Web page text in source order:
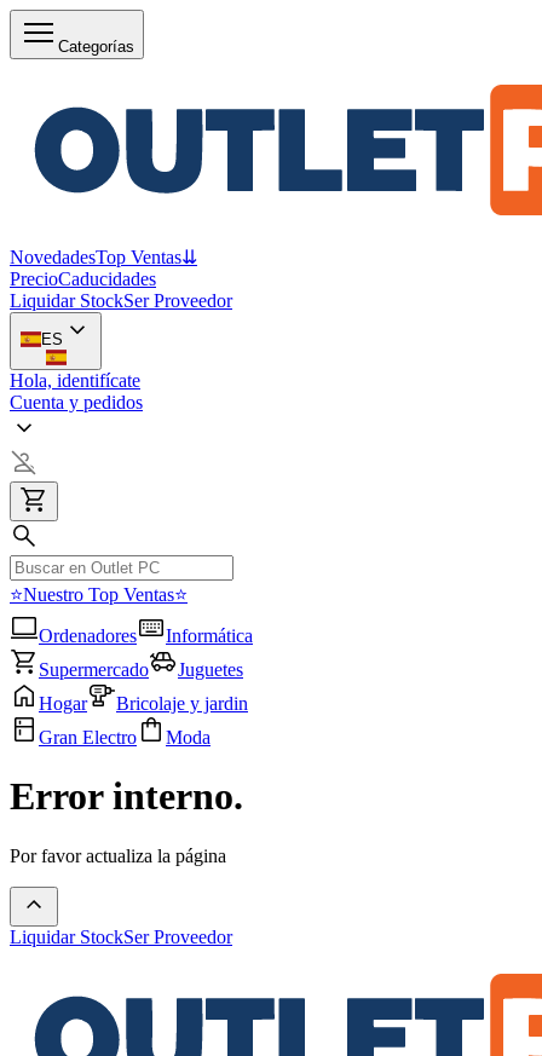
Categorías
NovedadesTop Ventas⇊
PrecioCaducidades
Liquidar StockSer Proveedor
ES
Hola, identifícate
Cuenta y pedidos
⭐Nuestro Top Ventas⭐
Ordenadores
Informática
Supermercado
Juguetes
Hogar
Bricolaje y jardin
Gran Electro
Moda
Error interno.
Por favor actualiza la página
Liquidar StockSer Proveedor